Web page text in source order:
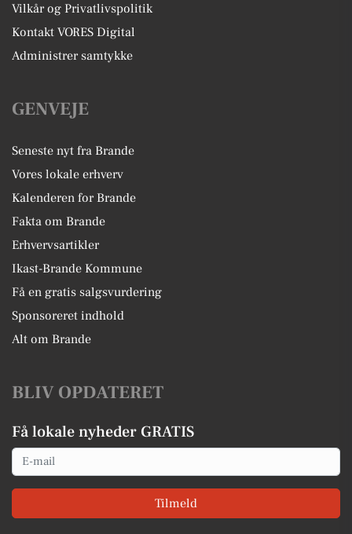
Vilkår og Privatlivspolitik
Kontakt VORES Digital
Administrer samtykke
GENVEJE
Seneste nyt fra Brande
Vores lokale erhverv
Kalenderen for Brande
Fakta om Brande
Erhvervsartikler
Ikast-Brande Kommune
Få en gratis salgsvurdering
Sponsoreret indhold
Alt om Brande
BLIV OPDATERET
Få lokale nyheder GRATIS
Email
Tilmeld